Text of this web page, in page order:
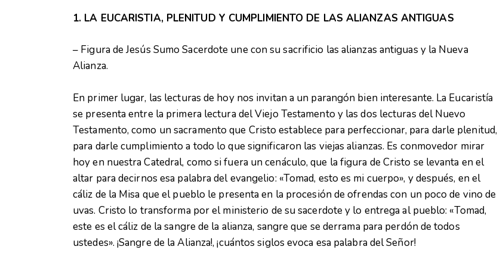
1. LA EUCARISTIA, PLENITUD Y CUMPLIMIENTO DE LAS ALIANZAS ANTIGUAS
– Figura de Jesús Sumo Sacerdote une con su sacrificio las alianzas antiguas y la Nueva
Alianza.
En primer lugar, las lecturas de hoy nos invitan a un parangón bien interesante. La Eucaristía
se presenta entre la primera lectura del Viejo Testamento y las dos lecturas del Nuevo
Testamento, como un sacramento que Cristo establece para perfeccionar, para darle plenitud,
para darle cumplimiento a todo lo que significaron las viejas alianzas. Es conmovedor mirar
hoy en nuestra Catedral, como si fuera un cenáculo, que la figura de Cristo se levanta en el
altar para decirnos esa palabra del evangelio: «Tomad, esto es mi cuerpo», y después, en el
cáliz de la Misa que el pueblo le presenta en la procesión de ofrendas con un poco de vino de
uvas. Cristo lo transforma por el ministerio de su sacerdote y lo entrega al pueblo: «Tomad,
este es el cáliz de la sangre de la alianza, sangre que se derrama para perdón de todos
ustedes». ¡Sangre de la Alianza!, ¡cuántos siglos evoca esa palabra del Señor!